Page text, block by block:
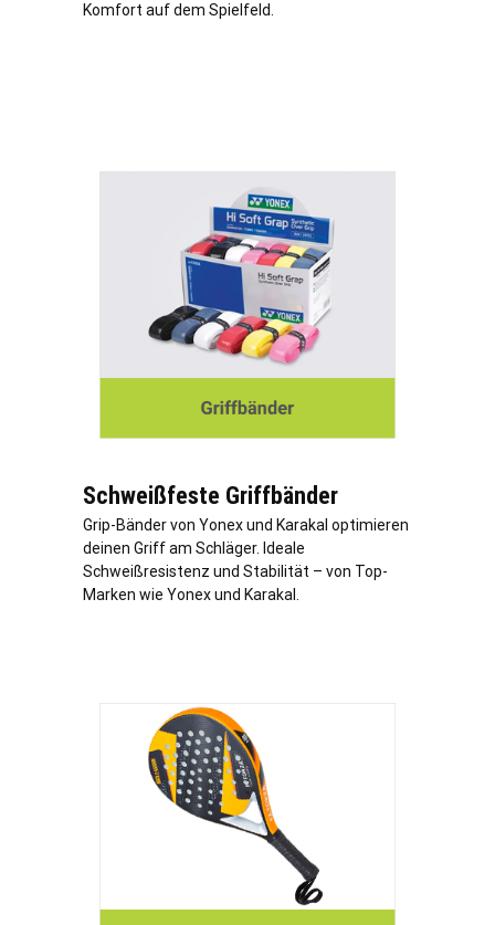
Komfort auf dem Spielfeld.
Schweißfeste Griffbänder
Grip-Bänder von Yonex und Karakal optimieren
deinen Griff am Schläger. Ideale
Schweißresistenz und Stabilität – von Top-
Marken wie Yonex und Karakal.